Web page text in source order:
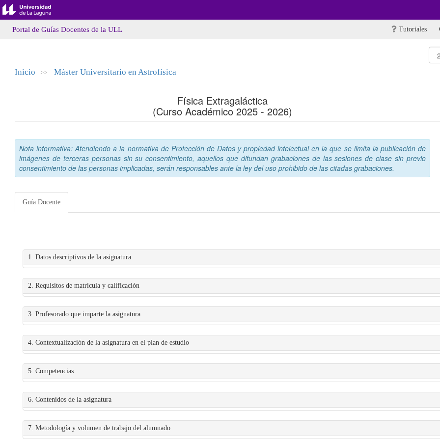
Portal de Guías Docentes de la ULL Tutoriales
Inicio >> Máster Universitario en Astrofísica
Física Extragaláctica
(Curso Académico 2025 - 2026)
Nota informativa: Atendiendo a la normativa de Protección de Datos y propiedad intelectual en la que se limita la publicación de
imágenes de terceras personas sin su consentimiento, aquellos que difundan grabaciones de las sesiones de clase sin previo
consentimiento de las personas implicadas, serán responsables ante la ley del uso prohibido de las citadas grabaciones.
Guía Docente
1. Datos descriptivos de la asignatura
2. Requisitos de matrícula y calificación
3. Profesorado que imparte la asignatura
4. Contextualización de la asignatura en el plan de estudio
5. Competencias
6. Contenidos de la asignatura
7. Metodología y volumen de trabajo del alumnado